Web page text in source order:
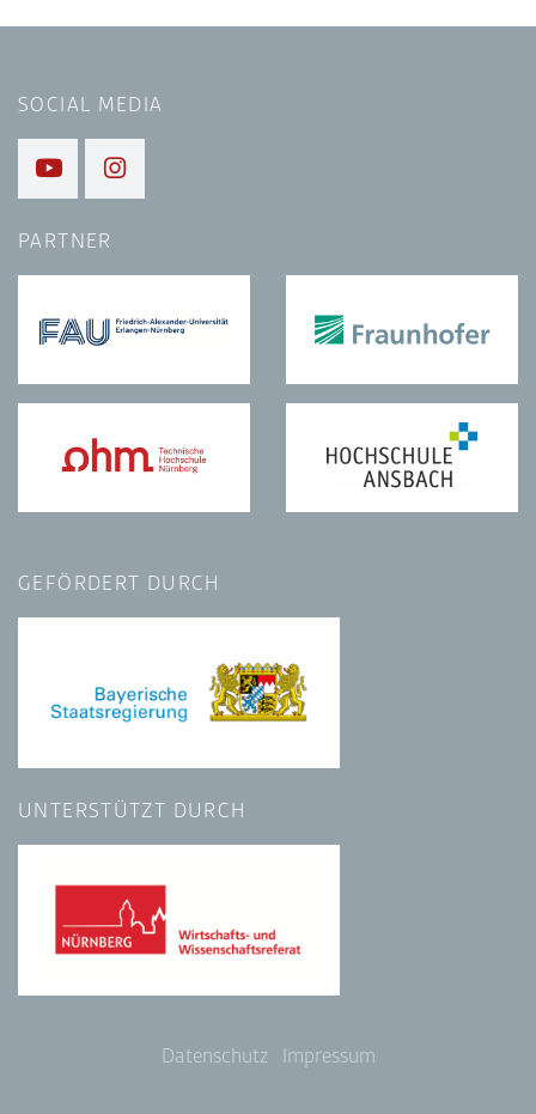
SOCIAL MEDIA
PARTNER
GEFÖRDERT DURCH
UNTERSTÜTZT DURCH
Datenschutz Impressum